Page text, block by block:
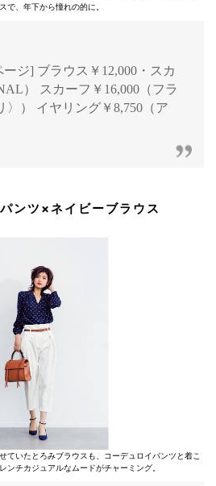
で、年下から憧れの的に。
ージ] ブラウス￥12,000・スカ
） スカーフ￥16,000（フラ
〉） イヤリング￥8,750（ア
ンツ×ネイビーブラウス
ていたとろみブラウスも、コーデュロイパンツと着こ
ンチカジュアルなムードがチャーミング。